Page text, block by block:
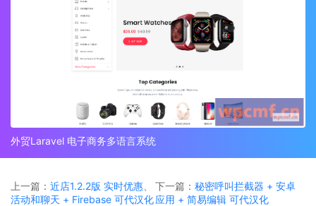
外贸Laravel 电子商务多语言系统
上一篇： 近店1.2.2版 实时优惠、
活动和聊天 + Firebase 可代汉化
下一篇： 秘密呼叫拦截器 + 安卓
应用 + 简易编辑 可代汉化